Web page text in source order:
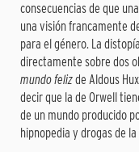
consecuencias de que
una visión francamente
para el género. La
directamente sobre dos
mundo felizde Aldous
decir que la de Orwell
de un mundo producido
hipnopedia y drogas de